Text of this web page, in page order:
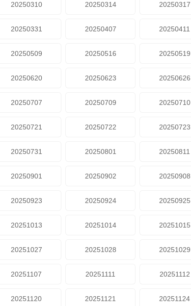
20250310 20250314 20250317
20250331 20250407 20250411
20250509 20250516 20250519
20250620 20250623 20250626
20250707 20250709 20250710
20250721 20250722 20250723
20250731 20250801 20250811
20250901 20250902 20250908
20250923 20250924 20250925
20251013 20251014 20251015
20251027 20251028 20251029
20251107 20251111 20251112
20251120 20251121 20251124